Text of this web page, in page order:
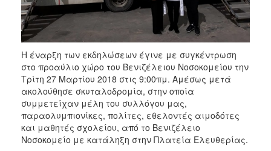
ΔΗΜΟΣ
ΠΟΛΙΤΙΣΜΟΣ
ΑΝΘΕΚΤΙΚΗ
ΠΟΛΗ
Η έναρξη των εκδηλώσεων έγινε με συγκέντρωση
στο προαύλιο χώρο του Βενιζέλειου Νοσοκομείου την
Τρίτη 27 Μαρτίου 2018 στις 9:00πμ. Αμέσως μετά
ακολούθησε σκυταλοδρομία, στην οποία
συμμετείχαν μέλη του συλλόγου μας,
παραολυμπιονίκες, πολίτες, εθελοντές αιμοδότες
και μαθητές σχολείου, από το Βενιζέλειο
Νοσοκομείο με κατάληξη στην Πλατεία Ελευθερίας.